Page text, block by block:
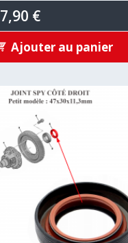
7,90 €
Ajouter au panier